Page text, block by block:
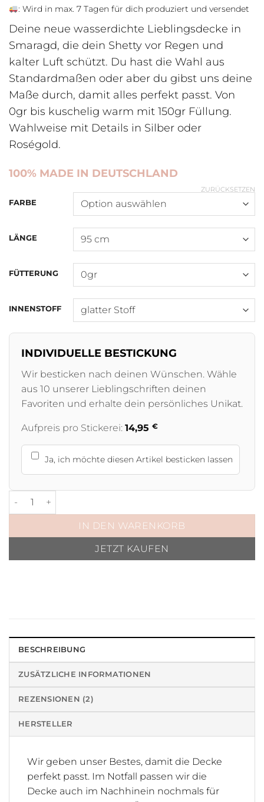
:Wird in max. 7 Tagen für dich produziert und versendet
Deine neue wasserdichte Lieblingsdecke in
Smaragd, die dein Shetty vor Regen und
kalter Luft schützt. Du hast die Wahl aus
Standardmaßen oder aber du gibst uns deine
Maße durch, damit alles perfekt passt. Von
0gr bis kuschelig warm mit 150gr Füllung.
Wahlweise mit Details in Silber oder
Roségold.
100% MADE IN DEUTSCHLAND
FARBE
LÄNGE
FÜTTERUNG
INNENSTOFF
ZURÜCKSETZEN
INDIVIDUELLE BESTICKUNG
Wir besticken nach deinen Wünschen. Wähle
aus 10 unserer Lieblingschriften deinen
Favoriten und erhalte dein persönliches Unikat.
Aufpreis pro Stickerei: 14,95 €
Ja, ich möchte diesen Artikel besticken lassen
Shetty Walkerdecke wasserdicht Smaragd Menge
IN DEN WARENKORB
JETZT KAUFEN
BESCHREIBUNG
ZUSÄTZLICHE INFORMATIONEN
REZENSIONEN (2)
HERSTELLER
Wir geben unser Bestes, damit die Decke
perfekt passt. Im Notfall passen wir die
Decke auch im Nachhinein nochmals für